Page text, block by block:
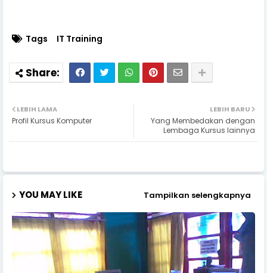
Tags IT Training
LEBIH BARU
Yang Membedakan dengan
Lembaga Kursus lainnya
LEBIH LAMA
Profil Kursus Komputer
YOU MAY LIKE Tampilkan selengkapnya